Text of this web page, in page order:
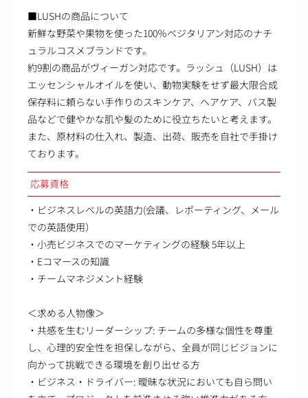
■LUSHの商品について
新鮮な野菜や果物を使った100％ベジタリアン対応のナチ
ュラルコスメブランドです。
約9割の商品がヴィーガン対応です。ラッシュ（LUSH）は
エッセンシャルオイルを使い、動物実験をせず最大限合成
保存料に頼らない手作りのスキンケア、ヘアケア、バス製
品などで健やかな肌や髪のために役立ちたいと考えます。
また、原材料の仕入れ、製造、出荷、販売を自社で手掛け
ております。
応募資格
・ビジネスレベルの英語力(会議、レポーティング、メール
での英語使用）
・小売ビジネスでのマーケティングの経験 5年以上
・Eコマースの知識
・チームマネジメント経験
＜求める人物像＞
・共感を生むリーダーシップ: チームの多様な個性を尊重
し、心理的安全性を担保しながら、全員が同じビジョンに
向かって挑戦できる環境を創り出せる方
・ビジネス・ドライバー: 曖昧な状況においても自ら問い